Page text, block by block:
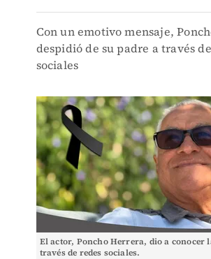
Con un emotivo mensaje,
despidió de su padre a través
sociales
El actor, Poncho Herrera, dio a conocer
través de redes sociales.